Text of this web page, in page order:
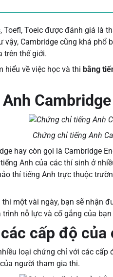
Toefl, Toeic được đánh giá là
vậy, Cambridge cũng khá phổ
trên thế giới.
hiểu về việc học và thi bằng
Chứng chỉ tiếng Anh
hay còn gọi là Cambridge
Anh của các thí sinh ở
thí tiếng Anh trực thuộc
một vài ngày, bạn sẽ nhận
nỗ lực và cố gắng của
cấp độ
loại chứng chỉ với các
người tham gia thi.